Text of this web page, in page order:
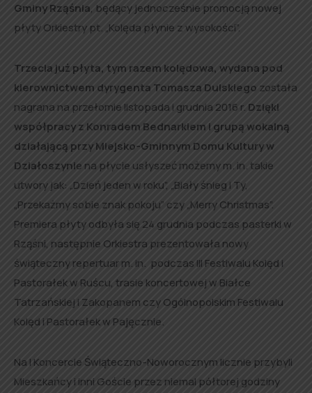
Gminy Rząśnia, będący jednocześnie promocją nowej
płyty Orkiestry pt. „Kolęda płynie z wysokości”.
Trzecia już płyta, tym razem kolędowa, wydana pod
kierownictwem dyrygenta Tomasza Dulskiego została
nagrana na przełomie listopada i grudnia 2016 r. Dzięki
współpracy z Konradem Bednarkiem i grupą wokalną
działającą przy Miejsko-Gminnym Domu Kultury w
Działoszynie na płycie usłyszeć możemy m. in. takie
utwory jak: „Dzień jeden w roku”, „Biały śnieg i Ty,
„Przekażmy sobie znak pokoju” czy „Merry Christmas”.
Premiera płyty odbyła się 24 grudnia podczas pasterki w
Rząśni, następnie Orkiestra prezentowała nowy
świąteczny repertuar m. in. podczas III Festiwalu Kolęd i
Pastorałek w Ruścu, trasie koncertowej w Białce
Tatrzańskiej i Zakopanem czy Ogólnopolskim Festiwalu
Kolęd i Pastorałek w Pajęcznie.
Na I Koncercie Świąteczno-Noworocznym licznie przybyli
Mieszkańcy i inni Goście przez niemal półtorej godziny